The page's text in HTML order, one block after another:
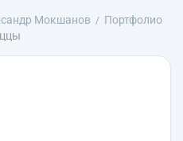
Мокшанов
Портфолио